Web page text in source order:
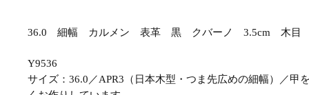
36.0 細幅 カルメン 表革 黒 クバーノ 3.5cm 木目
Y9536
サイズ：36.0／APR3（日本木型・つま先広めの細幅）／甲